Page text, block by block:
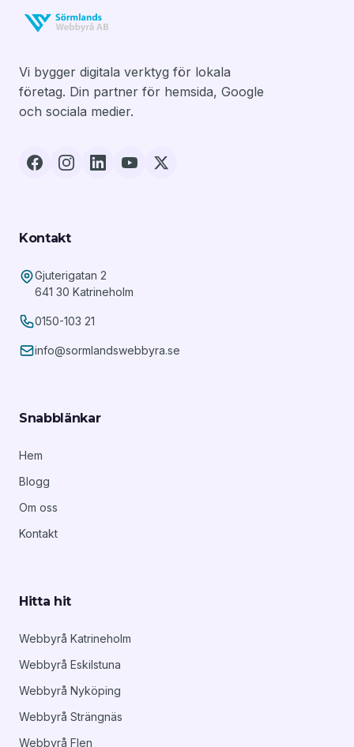
Vi bygger digitala verktyg för lokala
företag. Din partner för hemsida, Google
och sociala medier.
Kontakt
Gjuterigatan 2
641 30 Katrineholm
0150-103 21
info@sormlandswebbyra.se
Snabblänkar
Hem
Blogg
Om oss
Kontakt
Hitta hit
Webbyrå Katrineholm
Webbyrå Eskilstuna
Webbyrå Nyköping
Webbyrå Strängnäs
Webbyrå Flen